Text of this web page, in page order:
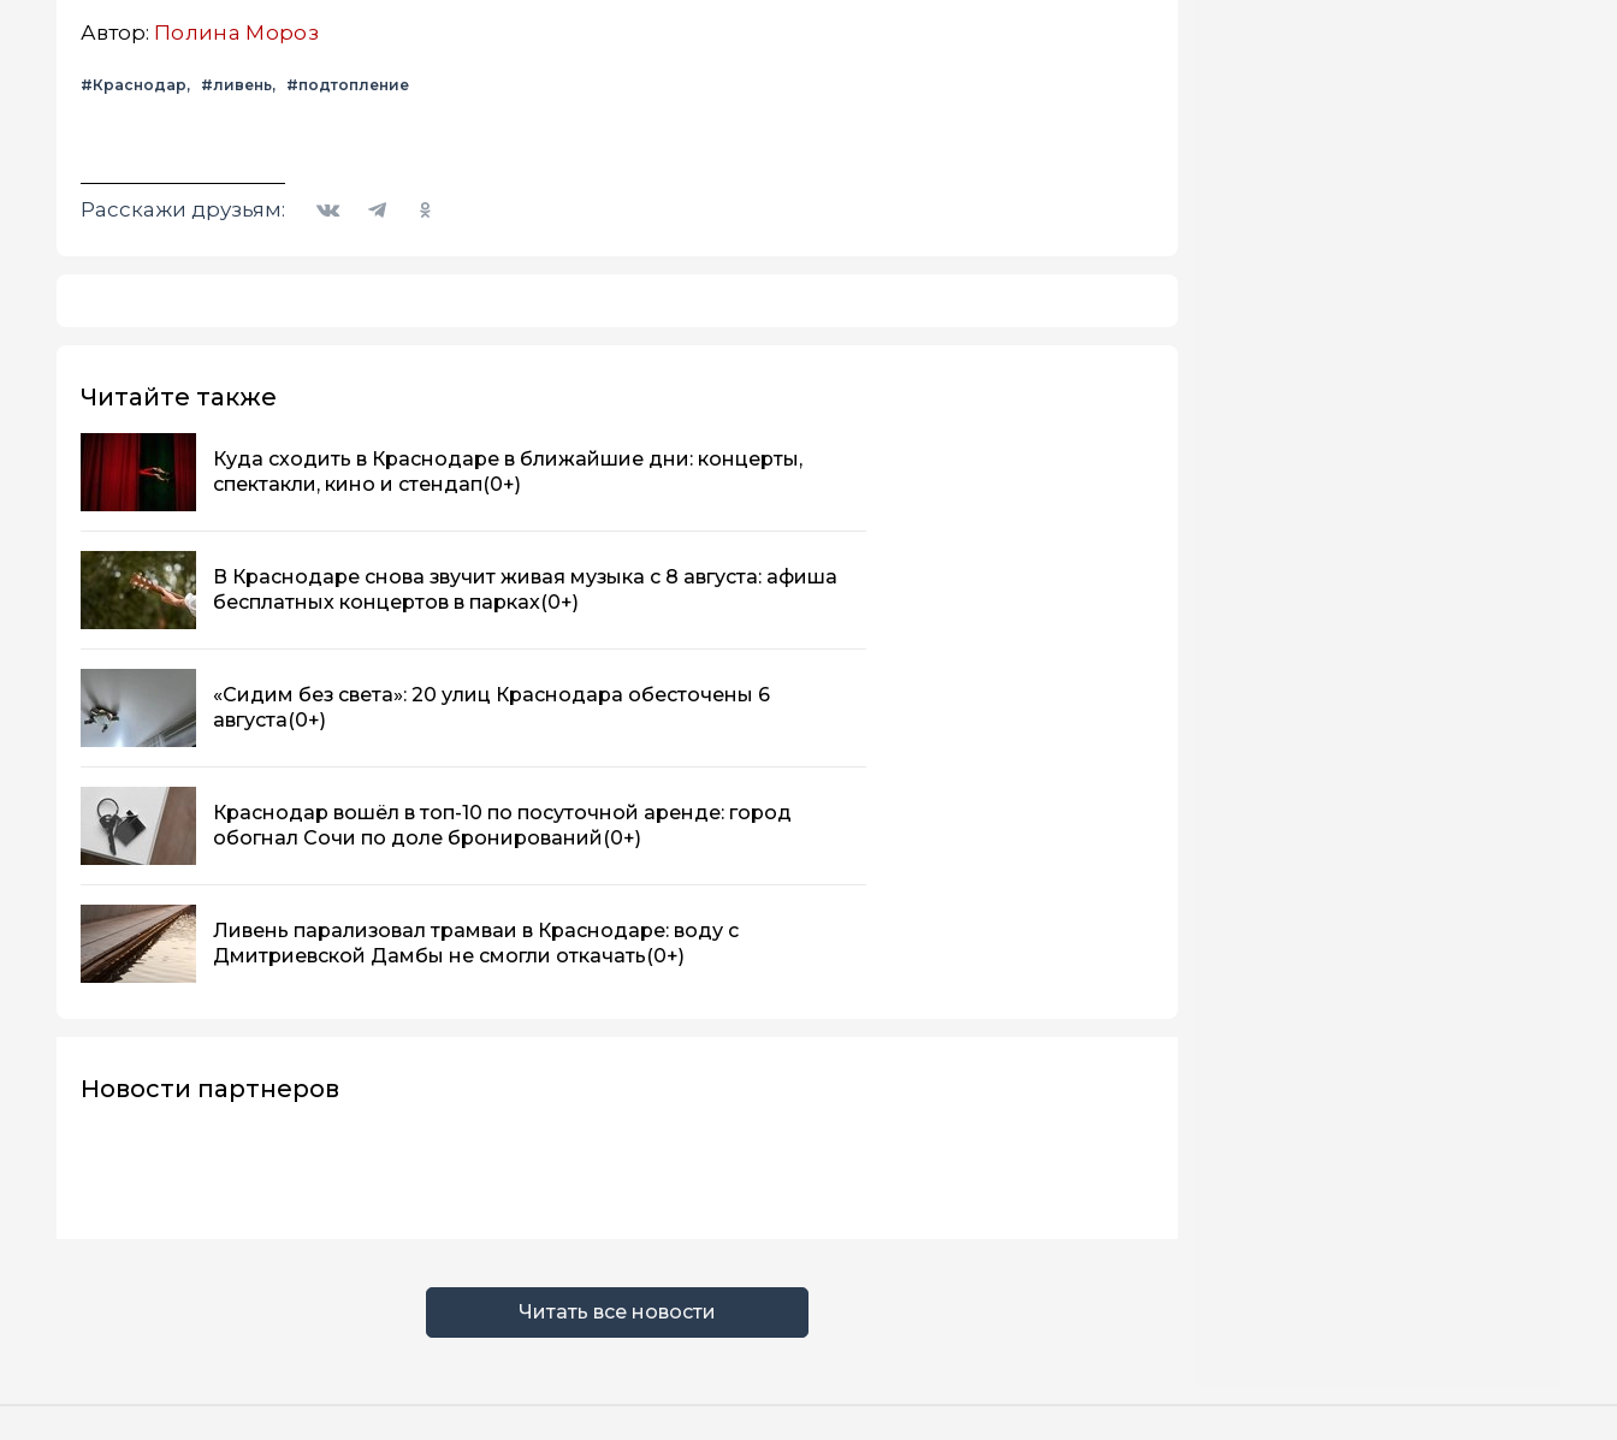
Автор: Полина Мороз
#Краснодар #ливень #подтопление
Расскажи друзьям:
Читайте также
Куда сходить в Краснодаре в ближайшие дни: концерты,
спектакли, кино и стендап(0+)
В Краснодаре снова звучит живая музыка с 8 августа: афиша
бесплатных концертов в парках(0+)
«Сидим без света»: 20 улиц Краснодара обесточены 6
августа(0+)
Краснодар вошёл в топ-10 по посуточной аренде: город
обогнал Сочи по доле бронирований (0+)
Ливень парализовал трамваи в Краснодаре: воду с
Дмитриевской Дамбы не смогли откачать(0+)
Новости партнеров
Читать все новости